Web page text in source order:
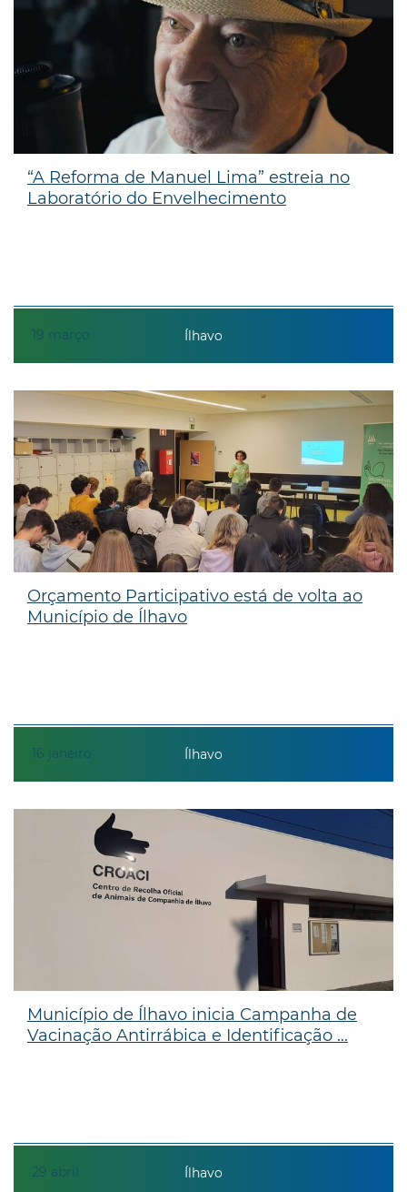
19 março
“A Reforma de Manuel Lima” estreia no
Laboratório do Envelhecimento
Ílhavo
16 janeiro
Orçamento Participativo está de volta ao
Município de Ílhavo
Ílhavo
29 abril
Município de Ílhavo inicia Campanha de
Vacinação Antirrábica e Identificação ...
Ílhavo